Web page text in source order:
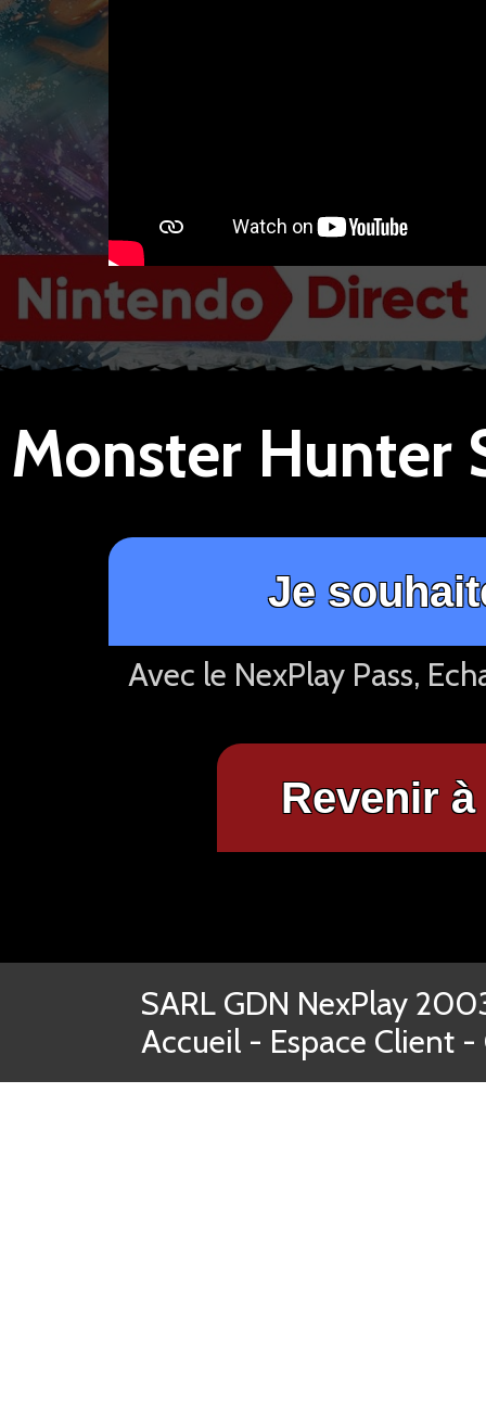
Je
Avec le NexPlay Pass,
Revenir
SARL GDN NexPlay
Accueil - Espace Client -